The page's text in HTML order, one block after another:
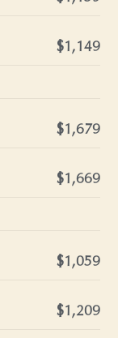
$1,149
$1,679
$1,669
$1,059
$1,209